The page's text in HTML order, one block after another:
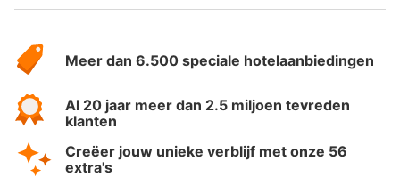
HotelSpecials
Meer dan 6.500 speciale hotelaanbiedingen
Al 20 jaar meer dan 2.5 miljoen tevreden
klanten
Creëer jouw unieke verblijf met onze 56
extra's